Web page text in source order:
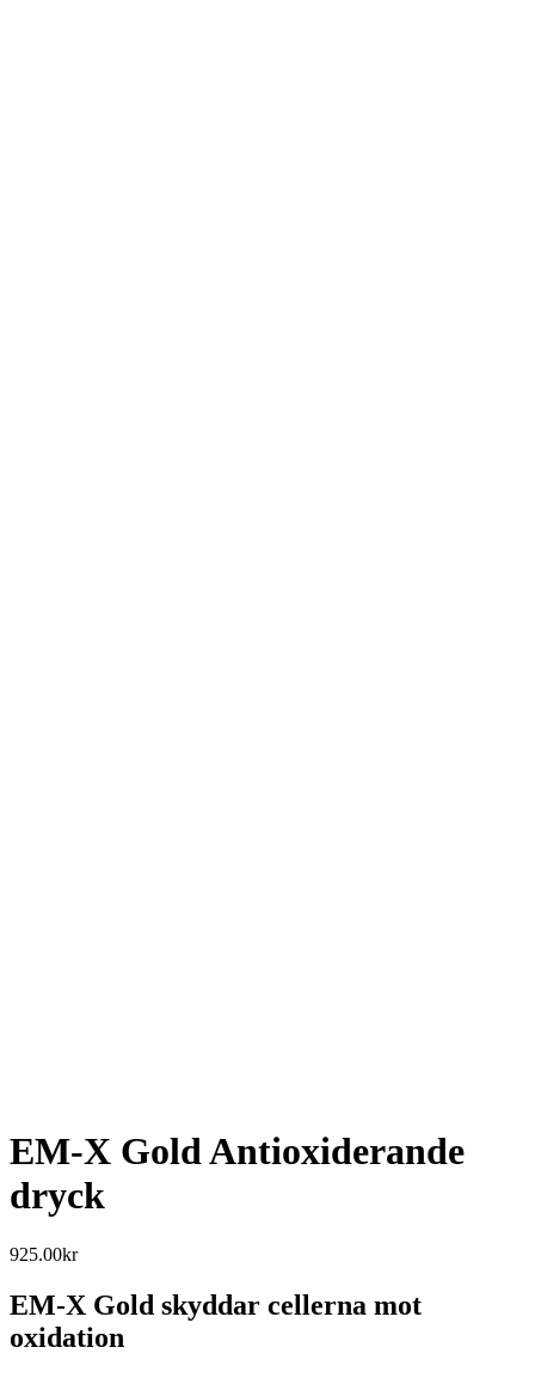
EM-X Gold Antioxiderande
dryck
925.00kr
EM-X Gold skyddar cellerna mot
oxidation